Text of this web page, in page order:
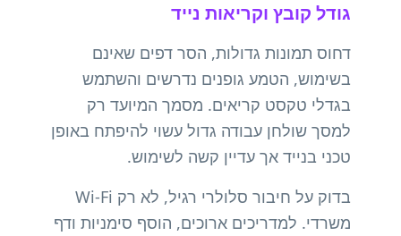
גודל קובץ וקריאות נייד
דחוס תמונות גדולות, הסר דפים שאינם
בשימוש, הטמע גופנים נדרשים והשתמש
בגדלי טקסט קריאים. מסמך המיועד רק
למסך שולחן עבודה גדול עשוי להיפתח באופן
טכני בנייד אך עדיין קשה לשימוש.
בדוק על חיבור סלולרי רגיל, לא רק Wi-Fi
משרדי. למדריכים ארוכים, הוסף סימניות ודף